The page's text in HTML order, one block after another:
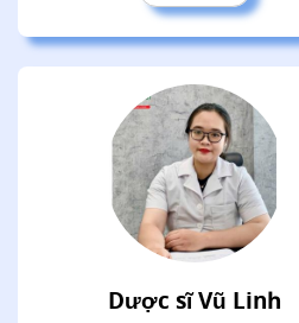
Dược sĩ Vũ Linh